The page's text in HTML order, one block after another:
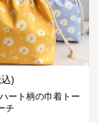
)
ート柄の巾着トー
チ